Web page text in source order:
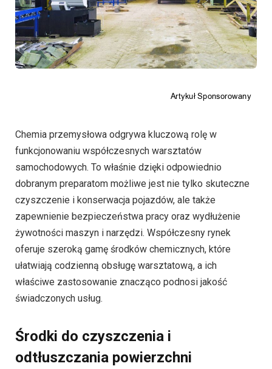
Chemia przemysłowa odgrywa kluczową rolę w
funkcjonowaniu współczesnych warsztatów
samochodowych. To właśnie dzięki odpowiednio
dobranym preparatom możliwe jest nie tylko skuteczne
czyszczenie i konserwacja pojazdów, ale także
zapewnienie bezpieczeństwa pracy oraz wydłużenie
żywotności maszyn i narzędzi. Współczesny rynek
oferuje szeroką gamę środków chemicznych, które
ułatwiają codzienną obsługę warsztatową, a ich
właściwe zastosowanie znacząco podnosi jakość
świadczonych usług.
Środki do czyszczenia i
odtłuszczania powierzchni